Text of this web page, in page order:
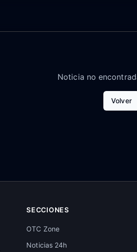
Noticia no
Volver
SECCIONES
OTC Zone
Noticias 24h